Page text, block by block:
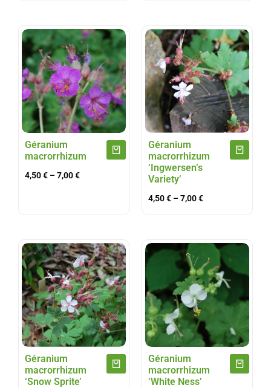
Géranium
macrorrhizum
4,50€ –7,00€
Géranium
macrorrhizum
‘Ingwersen’s
Variety’
4,50€ –7,00€
Géranium
macrorrhizum
‘Snow Sprite’
Géranium
macrorrhizum
‘White Ness’